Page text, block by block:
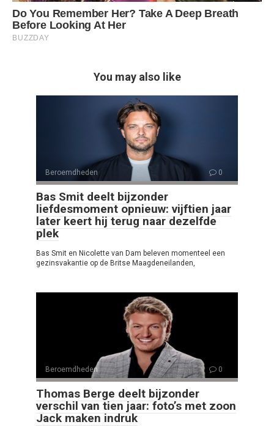
You may also like
Beroemdheden 0
Bas Smit deelt bijzonder
liefdesmoment opnieuw: vijftien jaar
later keert hij terug naar dezelfde
plek
Bas Smit en Nicolette van Dam beleven momenteel een
gezinsvakantie op de Britse Maagdeneilanden,
Beroemdheden 0
Thomas Berge deelt bijzonder
verschil van tien jaar: foto’s met zoon
Jack maken indruk